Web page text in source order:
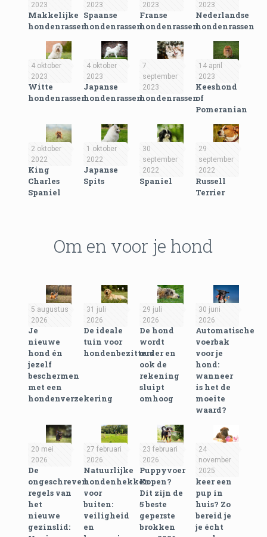
2023
Makkelijke
hondenrassen
2023
Spaanse
hondenrassen
2023
Franse
hondenrassen
2023
Nederlandse
hondenrassen
4 oktober
2023
Witte
hondenrassen
4 oktober
2023
Japanse
hondenrassen
7
september
2023
Russische
hondenrassen
14 april
2023
Keeshond
of
Pomeranian
2 oktober
2022
King
Charles
Spaniel
1 oktober
2022
Japanse
Spits
30
september
2022
Japanse
Spaniel
29
september
2022
Jack
Russell
Terrier
Om en voor je hond
5 augustus
2026
Je
nieuwe
hond én
jezelf
beschermen
met een
hondenverzekering
31 juli
2026
De ideale
tuin voor
hondenbezitters
29 juli
2026
De hond
wordt
ouder en
ook de
rekening
sluipt
omhoog
30 juni
2026
Automatische
voerbak
voor je
hond:
wanneer
is het de
moeite
waard?
20 mei
2026
De
ongeschreven
regels van
het
nieuwe
gezinslid:
27 februari
2026
Natuurlijke
hondenhekken
voor
buiten:
veiligheid
en
23 februari
2026
Puppyvoer
Kopen?
Dit zijn de
5 beste
geperste
brokken
24
november
2025
Eerste
keer een
pup in
huis? Zo
bereid je
je écht